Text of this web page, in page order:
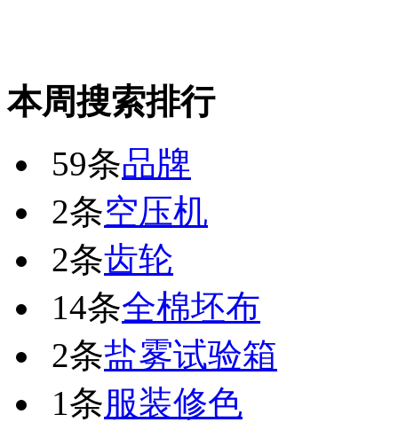
本周搜索排行
59条品牌
2条空压机
2条齿轮
14条全棉坯布
2条盐雾试验箱
1条服装修色